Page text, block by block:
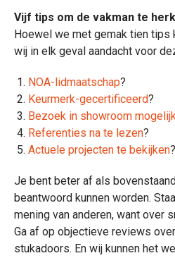
Vijf tips om de vakman te
Hoewel we met gemak tien tips
wij in elk geval aandacht voor
NOA-lidmaatschap?
Keurmerk-gecertificeerd?
Bezoek in showroom
Referenties na te lezen?
Actuele projecten te bekijken?
Je bent beter af als
beantwoord kunnen worden.
mening van anderen, want over
Ga af op objectieve reviews
stukadoors. En wij kunnen het